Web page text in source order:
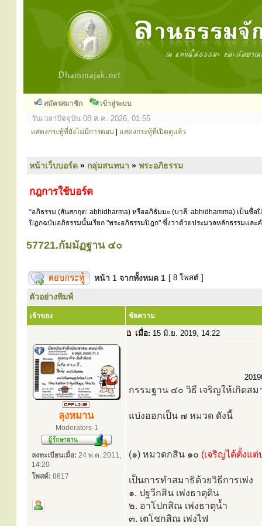
สมัครสมาชิก เข้าสู่ระบบ
วันเวลาปัจจุบัน 08 ส.ค. 2026, 01:55
แสดงกระทู้ที่ยังไม่มีการตอบ แสดงกระทู้ที่เปิดดูแล้ว
หน้าเว็บบอร์ด » กลุ่มสนทนา » พระอภิธรรม
กฎการใช้บอร์ด
“อภิธรรม (สันสกฤต: abhidharma) หรืออภิธัมมะ (บาลี: abhidhamma) เป็น
ปิฎกฉบับอภิธรรมนั้นเรียก "พระอภิธรรมปิฎก" ซึ่งว่าด้วยประมวลหลักธรรมแล
57721.กัมมัฏฐาน ๔๐
หน้า 1 จากทั้งหมด 1 [ 8 โพสต์ ]
ตัวอย่างพิมพ์
เจ้าของ ข้อความ
เมื่อ: 15 มิ.ย. 2019, 14:22
ลุงหมาน
Moderators-1
ลงทะเบียนเมื่อ: 24 พ.ค. 2011,
14:20
โพสต์: 8617
กรรมฐาน ๔๐ วิธี เจริญให้เกิดสม
แบ่งออกเป็น ๗ หมวด ดังนี้
(๑) หมวดกสิน ๑๐ (เจริญได้ตั้งแ
เป็นการทำสมาธิด้วยวิธีการเพ่ง
๑. ปฐวีกสิน เพ่งธาตุดิน
๒. อาโปกสิณ เพ่งธาตุน้ำ
๓. เตโชกสิณ เพ่งไฟ